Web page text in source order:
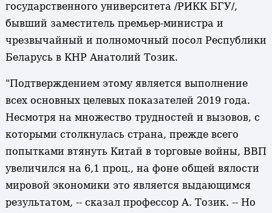
государственного университета /РИКК БГУ/,
бывший заместитель премьер-министра и
чрезвычайный и полномочный посол Республики
Беларусь в КНР Анатолий Тозик.
"Подтверждением этому является выполнение
всех основных целевых показателей 2019 года.
Несмотря на множество трудностей и вызовов, с
которыми столкнулась страна, прежде всего
попытками втянуть Китай в торговые войны, ВВП
увеличился на 6,1 проц., на фоне общей вялости
мировой экономики это является выдающимся
результатом, -- сказал профессор А. Тозик. -- Но